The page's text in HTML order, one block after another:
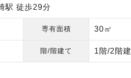
駅 徒歩29分
専有面積 30㎡
階/階建て 1階/2階建